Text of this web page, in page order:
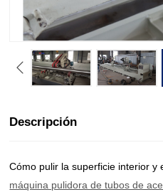
Descripción
Cómo pulir la superficie interior y
máquina pulidora de tubos de